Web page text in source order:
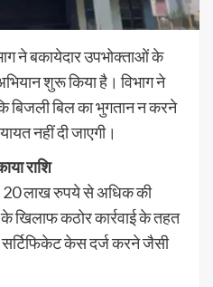
ने बकायेदार उपभोक्ताओं के
शुरू किया है। विभाग ने
बिजली बिल का भुगतान न करने
नहीं दी जाएगी।
राशि
20 लाख रुपये से अधिक की
के खिलाफ कठोर कार्रवाई के तहत
केस दर्ज करने जैसी